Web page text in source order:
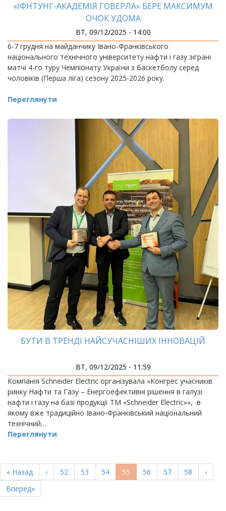
«ІФНТУНГ-АКАДЕМІЯ ГОВЕРЛА» БЕРЕ МАКСИМУМ
ОЧОК УДОМА
ВТ, 09/12/2025 - 14:00
6-7 грудня на майданчику Івано-Франківського
національного технічного університету нафти і газу зіграні
матчі 4-го туру Чемпіонату України з баскетболу серед
чоловіків (Перша ліга) сезону 2025-2026 року.
Переглянути
БУТИ В ТРЕНДІ НАЙСУЧАСНІШИХ ІННОВАЦІЙ
ВТ, 09/12/2025 - 11:59
Компанія Schneider Electric організувала «Конгрес учасників
ринку Нафти та Газу – Енергоефективні рішення в галузі
нафти і газу на базі продукції ТМ «Schneider Electric»», в
якому вже традиційно Івано-Франківський національний
технічний…
Переглянути
НА
СТОРІНКИ
Перша
сторінка
« Назад
Попередня
сторінка
‹ Page
52 Page
53 Page
54
Поточна
сторінка
55 Page
56 Page
57 Page
58
›
Остання
сторінка
Вперед»